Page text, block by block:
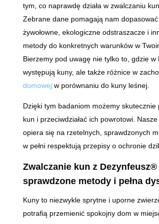
tym, co naprawdę działa w zwalczaniu kun.
Zebrane dane pomagają nam dopasować
żywołowne, ekologiczne odstraszacze i
metody do konkretnych warunków w
Bierzemy pod uwagę nie tylko to, gdzie w
występują kuny, ale także różnice w
domowejw porównaniu do kuny leśnej.
Dzięki tym badaniom możemy skutecznie
kun i przeciwdziałać ich powrotowi.
opiera się na rzetelnych, sprawdzonych
w pełni respektują przepisy o ochronie
Zwalczanie kun z Dezynfeusz®
sprawdzone metody i pełna
Kuny to niezwykle sprytne i uporne
potrafią przemienić spokojny dom w